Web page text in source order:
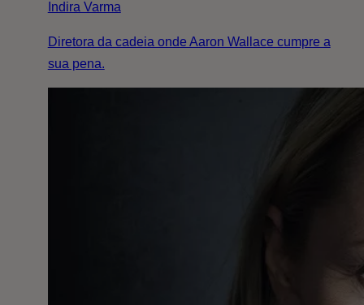
Indira Varma
Diretora da cadeia onde Aaron Wallace cumpre a
sua pena.